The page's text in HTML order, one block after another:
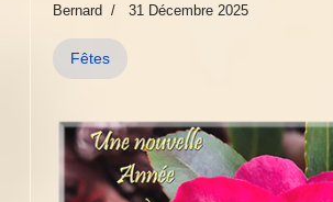
Bernard 31 Décembre 2025
Fêtes